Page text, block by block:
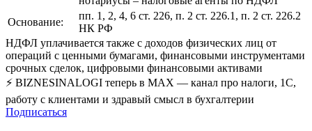
Основание:
пп. 1, 2, 4, 6 ст. 226, п. 2 ст. 226.1, п. 2 ст. 226.2
НК РФ
НДФЛ уплачивается также с доходов физических лиц от
операций с ценными бумагами, финансовыми инструментами
срочных сделок, цифровыми финансовыми активами
⚡ BIZNESINALOGI теперь в MAX — канал про налоги, 1С,
работу с клиентами и здравый смысл в бухгалтерии
Подписаться